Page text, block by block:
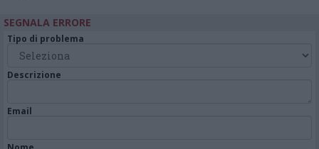
SEGNALA ERRORE
Tipo di problema
Descrizione
Email